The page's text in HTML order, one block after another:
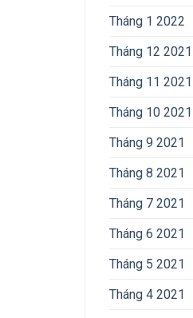
Tháng 1 2022
Tháng 12 2021
Tháng 11 2021
Tháng 10 2021
Tháng 9 2021
Tháng 8 2021
Tháng 7 2021
Tháng 6 2021
Tháng 5 2021
Tháng 4 2021